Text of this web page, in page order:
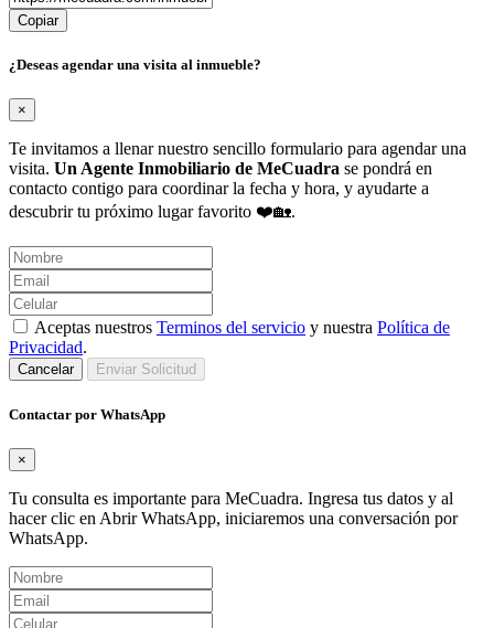
Copiar
¿Deseas agendar una visita al inmueble?
×
Te invitamos a llenar nuestro sencillo formulario para agendar una
visita. Un Agente Inmobiliario de MeCuadra se pondrá en
contacto contigo para coordinar la fecha y hora, y ayudarte a
descubrir tu próximo lugar favorito ❤️🏡.
Aceptas nuestros Terminos del servicio y nuestra Política de
Privacidad.
Cancelar Enviar Solicitud
Contactar por WhatsApp
×
Tu consulta es importante para MeCuadra. Ingresa tus datos y al
hacer clic en Abrir WhatsApp, iniciaremos una conversación por
WhatsApp.